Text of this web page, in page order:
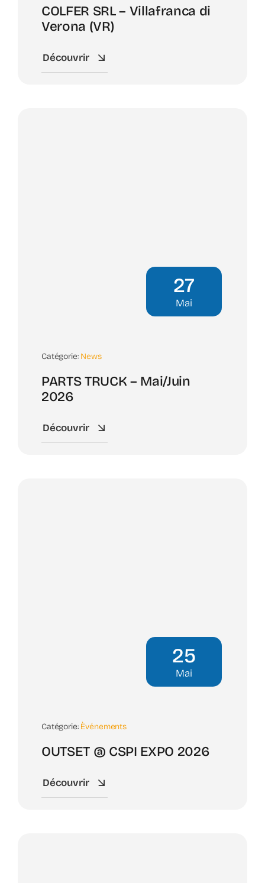
COLFER SRL – Villafranca di
Verona (VR)
Découvrir
27
Mai
Catégorie: News
PARTS TRUCK – Mai/Juin
2026
Découvrir
25
Mai
Catégorie: Èvénements
OUTSET @ CSPI EXPO 2026
Découvrir